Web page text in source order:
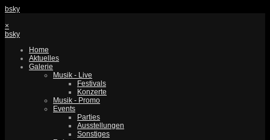
bsky
×
bsky
Home
Aktuelles
Galerie
Musik - Live
Festivals
Konzerte
Musik - Promo
Events
Parties
Ausstellungen
Sonstiges